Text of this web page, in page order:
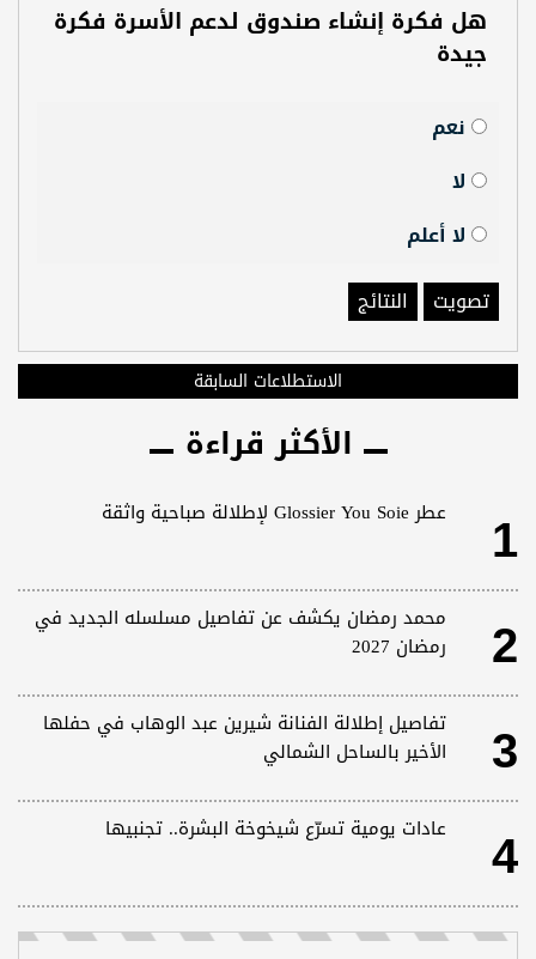
هل فكرة إنشاء صندوق لدعم الأسرة فكرة
جيدة
نعم
لا
لا أعلم
تصويت
النتائج
الاستطلاعات السابقة
الأكثر قراءة
1 عطر Glossier You Soie لإطلالة صباحية واثقة
2
محمد رمضان يكشف عن تفاصيل مسلسله الجديد في
رمضان 2027
3
تفاصيل إطلالة الفنانة شيرين عبد الوهاب في حفلها
الأخير بالساحل الشمالي
4 عادات يومية تسرّع شيخوخة البشرة.. تجنبيها